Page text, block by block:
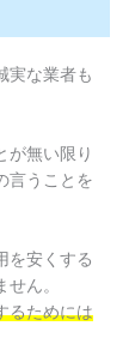
実な業者も
が無い限り
言うことを
を安くする
ん。
るためには